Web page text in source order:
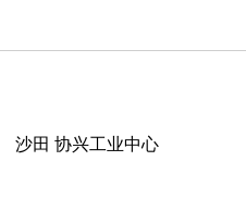
沙田 协兴工业中心